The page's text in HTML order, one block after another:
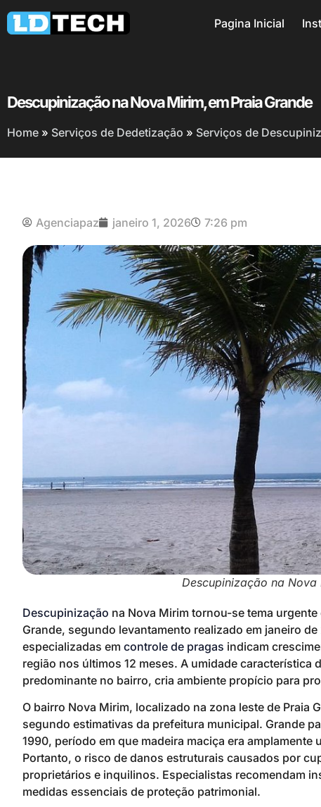
Pagina Inicial
Descupinização na Nova Mirim, em Praia Grande
Home » Serviços de Dedetização » Serviços de
Agenciapaz janeiro 1, 2026 7:26 pm
Descupinização na
Descupinização na Nova Mirim tornou-se tema
Grande, segundo levantamento realizado em janeiro
especializadas em controle de pragas indicam
região nos últimos 12 meses. A umidade
predominante no bairro, cria ambiente propício para
O bairro Nova Mirim, localizado na zona leste de Praia
segundo estimativas da prefeitura municipal. Grande
1990, período em que madeira maciça era
Portanto, o risco de danos estruturais causados por
proprietários e inquilinos. Especialistas recomendam
medidas essenciais de proteção patrimonial.